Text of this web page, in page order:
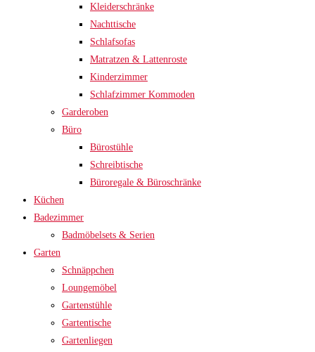
Kleiderschränke
Nachttische
Schlafsofas
Matratzen & Lattenroste
Kinderzimmer
Schlafzimmer Kommoden
Garderoben
Büro
Bürostühle
Schreibtische
Büroregale & Büroschränke
Küchen
Badezimmer
Badmöbelsets & Serien
Garten
Schnäppchen
Loungemöbel
Gartenstühle
Gartentische
Gartenliegen